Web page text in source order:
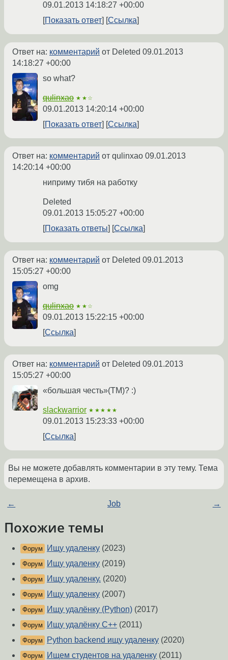
09.01.2013 14:18:27 +00:00
Показать ответ
Ссылка
Ответ на: комментарий от Deleted 09.01.2013
14:18:27 +00:00
so what?
qulinxao ★★☆
09.01.2013 14:20:14 +00:00
Показать ответ
Ссылка
Ответ на: комментарий от qulinxao 09.01.2013
14:20:14 +00:00
ниприму тибя на работку
Deleted
09.01.2013 15:05:27 +00:00
Показать ответы
Ссылка
Ответ на: комментарий от Deleted 09.01.2013
15:05:27 +00:00
omg
qulinxao ★★☆
09.01.2013 15:22:15 +00:00
Ссылка
Ответ на: комментарий от Deleted 09.01.2013
15:05:27 +00:00
«большая честь»(ТМ)? :)
slackwarrior ★★★★★
09.01.2013 15:23:33 +00:00
Ссылка
Вы не можете добавлять комментарии в эту тему. Тема
перемещена в архив.
← Job →
Похожие темы
Форум Ищу удаленку (2023)
Форум Ищу удаленку (2019)
Форум Ищу удаленку. (2020)
Форум Ищу удаленку (2007)
Форум Ищу удалёнку (Python) (2017)
Форум Ищу удалёнку C++ (2011)
Форум Python backend ищу удаленку (2020)
Форум Ищем студентов на удаленку (2011)